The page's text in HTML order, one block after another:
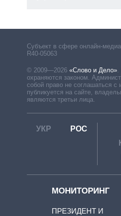
Субъект в сфере онлайн-
R40-05063
© 2009—2026 «Слово и Дело».
охраняются законом.
собой право не соглашаться с
публикуется на сайте,
являются третьи лица.
УКР РОС
МОНИТОРИНГ
ПРЕЗИДЕНТ И